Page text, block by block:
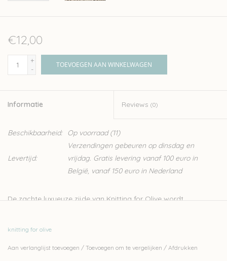
€12,00
+
-
TOEVOEGEN AAN WINKELWAGEN
Informatie Reviews (0)
Beschikbaarheid: Op voorraad(11)
Levertijd:
Verzendingen gebeuren op dinsdag en
vrijdag. Gratis levering vanaf 100 euro in
België, vanaf 150 euro in Nederland
De zachte luxueuze zijde van Knitting for Olive wordt
voor kinderen en baby’s. De zijde van Knitting for Olive, is
knitting for olive
Aan verlanglijst toevoegen / Toevoegen om te vergelijken / Afdrukken